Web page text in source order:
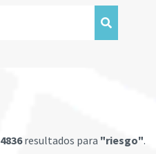
4836resultados para "riesgo".